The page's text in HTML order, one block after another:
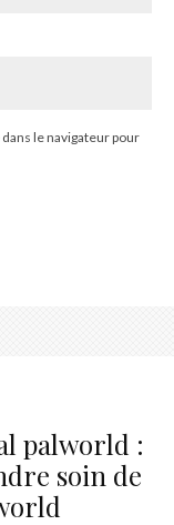
le navigateur pour
palworld :
soin de